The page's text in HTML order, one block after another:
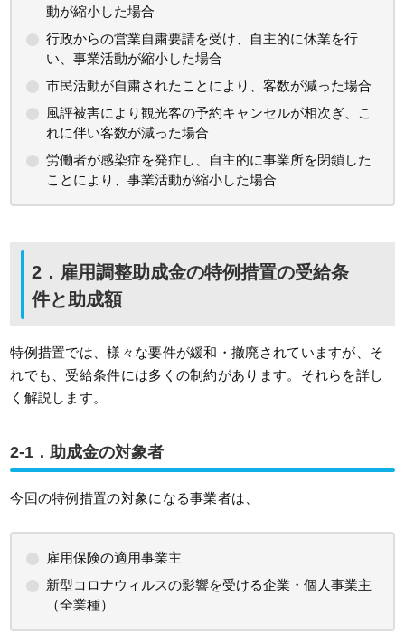
動が縮小した場合
行政からの営業自粛要請を受け、自主的に休業を行
い、事業活動が縮小した場合
市民活動が自粛されたことにより、客数が減った場合
風評被害により観光客の予約キャンセルが相次ぎ、こ
れに伴い客数が減った場合
労働者が感染症を発症し、自主的に事業所を閉鎖した
ことにより、事業活動が縮小した場合
2．雇用調整助成金の特例措置の受給条
件と助成額
特例措置では、様々な要件が緩和・撤廃されていますが、そ
れでも、受給条件には多くの制約があります。それらを詳し
く解説します。
2-1．助成金の対象者
今回の特例措置の対象になる事業者は、
雇用保険の適用事業主
新型コロナウィルスの影響を受ける企業・個人事業主
（全業種）